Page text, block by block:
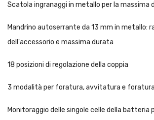
Scatola ingranaggi in metallo per la massima
Mandrino autoserrante da 13 mm in metallo:
dell'accessorio e massima durata
18 posizioni di regolazione della coppia
3 modalità per foratura, avvitatura e
Monitoraggio delle singole celle della batteria